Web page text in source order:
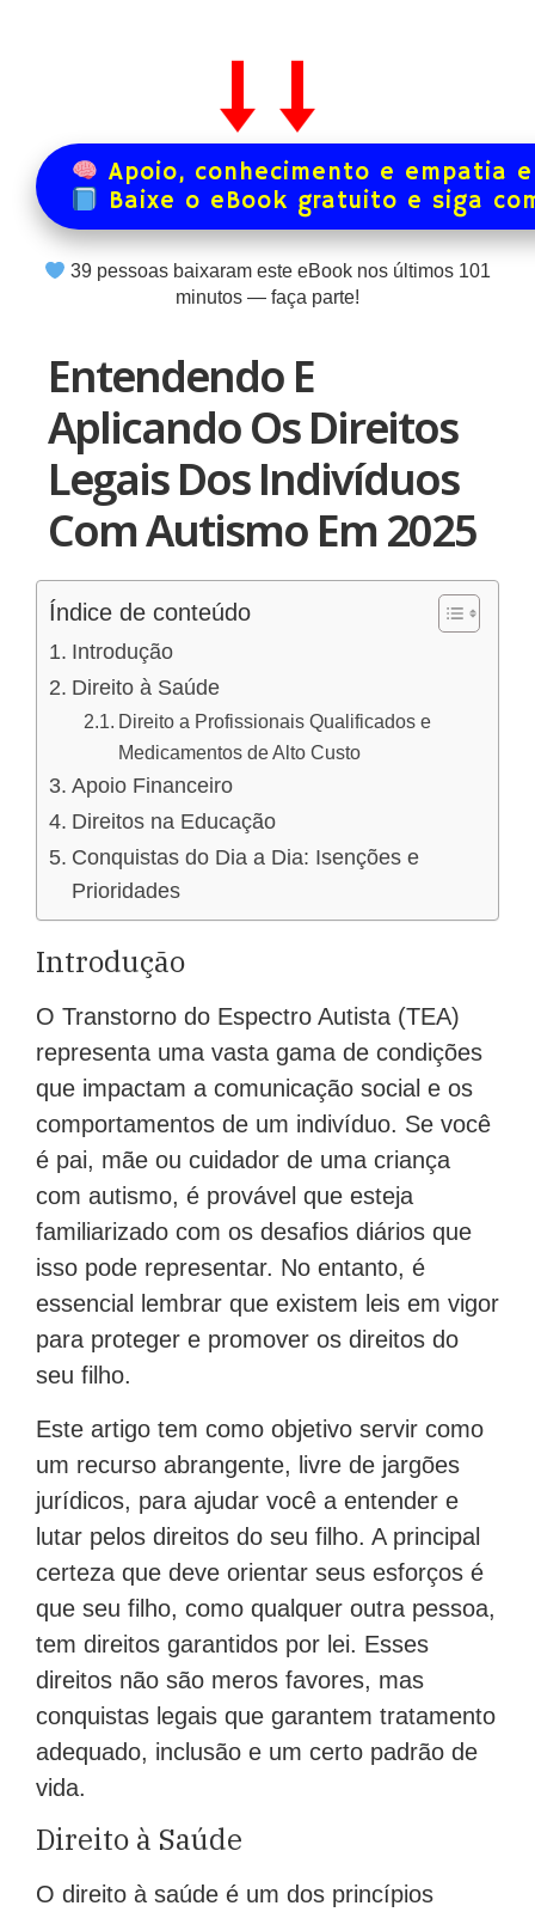
Apoio, conhecimento e empatia
Baixe o eBook gratuito e siga
39 pessoas baixaram este eBook nos últimos 101
minutos — faça parte!
Entendendo E
Aplicando Os Direitos
Legais Dos Indivíduos
Com Autismo Em 2025
Índice de conteúdo
Introdução
Direito à Saúde
Direito a Profissionais Qualificados e
Medicamentos de Alto Custo
Apoio Financeiro
Direitos na Educação
Conquistas do Dia a Dia: Isenções e
Prioridades
Introdução
O Transtorno do Espectro Autista (TEA)
representa uma vasta gama de condições
que impactam a comunicação social e os
comportamentos de um indivíduo. Se você
é pai, mãe ou cuidador de uma criança
com autismo, é provável que esteja
familiarizado com os desafios diários que
isso pode representar. No entanto, é
essencial lembrar que existem leis em vigor
para proteger e promover os direitos do
seu filho.
Este artigo tem como objetivo servir como
um recurso abrangente, livre de jargões
jurídicos, para ajudar você a entender e
lutar pelos direitos do seu filho. A principal
certeza que deve orientar seus esforços é
que seu filho, como qualquer outra pessoa,
tem direitos garantidos por lei. Esses
direitos não são meros favores, mas
conquistas legais que garantem tratamento
adequado, inclusão e um certo padrão de
vida.
Direito à Saúde
O direito à saúde é um dos princípios